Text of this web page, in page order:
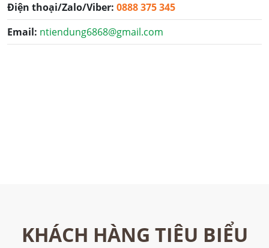
Điện thoại/Zalo/Viber: 0888 375 345
Email: ntiendung6868@gmail.com
KHÁCH HÀNG TIÊU BIỂU